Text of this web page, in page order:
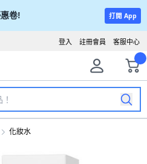
卷! 打開 App
客服中心
註冊會員
登入
化妝水